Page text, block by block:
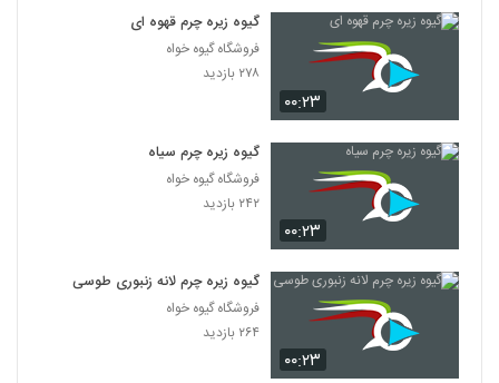
۰۰:۲۳
گیوه زیره چرم قهوه ای
فروشگاه گیوه خواه
۲۷۸ بازدید
۰۰:۲۳
گیوه زیره چرم سیاه
فروشگاه گیوه خواه
۲۴۲ بازدید
۰۰:۲۳
گیوه زیره چرم لانه زنبوری طوسی
فروشگاه گیوه خواه
۲۶۴ بازدید